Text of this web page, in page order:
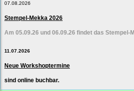
07.08.2026
Stempel-Mekka 2026
Am 05.09.26 und 06.09.26 findet das Stempel-
11.07.2026
Neue Workshoptermine
sind online buchbar.